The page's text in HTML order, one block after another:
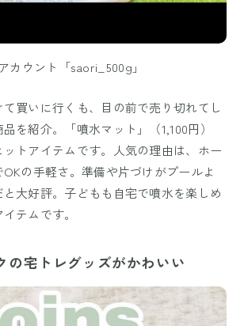
カウント「saori_500g」
買いに行くも、目の前で売り切れてし
を紹介。「噴水マット」（1,100円）
トアイテムです。人気の理由は、ホー
の手軽さ。準備や片づけがプールよ
と大好評。子どもも自宅で噴水を楽しめ
テムです。
の宅トレグッズがかわいい